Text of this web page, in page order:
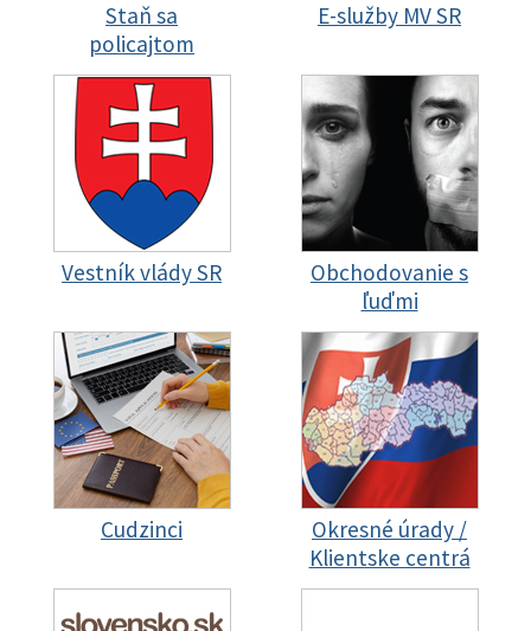
Staň sa
policajtom
E-služby MV SR
Vestník vlády SR
Obchodovanie s
ľuďmi
Cudzinci
Okresné úrady /
Klientske centrá